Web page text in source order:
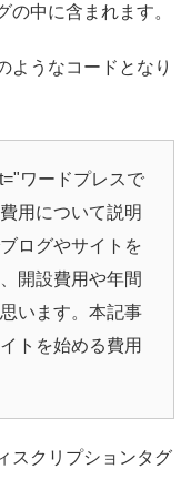
中に含まれます。
ようなコードとなり
ワードプレスで
用について説明
ログやサイトを
開設費用や年間
います。本記事
トを始める費用
スクリプションタグ